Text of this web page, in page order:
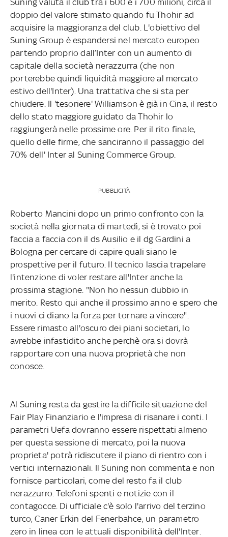
doppio del valore stimato quando fu Thohir ad
acquisire la maggioranza del club. L'obiettivo del
Suning Group è espandersi nel mercato europeo
partendo proprio dall’Inter con un aumento di
capitale della società nerazzurra (che non
porterebbe quindi liquidità maggiore al mercato
estivo dell'Inter). Una trattativa che si sta per
chiudere. Il 'tesoriere' Williamson è già in Cina, il resto
dello stato maggiore guidato da Thohir lo
raggiungerà nelle prossime ore. Per il rito finale,
quello delle firme, che sanciranno il passaggio del
70% dell' Inter al Suning Commerce Group.
PUBBLICITÀ
Roberto Mancini dopo un primo confronto con la
società nella giornata di martedì, si è trovato poi
faccia a faccia con il ds Ausilio e il dg Gardini a
Bologna per cercare di capire quali siano le
prospettive per il futuro. Il tecnico lascia trapelare
l'intenzione di voler restare all'Inter anche la
prossima stagione. "Non ho nessun dubbio in
merito. Resto qui anche il prossimo anno e spero che
i nuovi ci diano la forza per tornare a vincere".
Essere rimasto all'oscuro dei piani societari, lo
avrebbe infastidito anche perchè ora si dovrà
rapportare con una nuova proprietà che non
conosce.
Al Suning resta da gestire la difficile situazione del
Fair Play Finanziario e l'impresa di risanare i conti. I
parametri Uefa dovranno essere rispettati almeno
per questa sessione di mercato, poi la nuova
proprieta' potrà ridiscutere il piano di rientro con i
vertici internazionali. Il Suning non commenta e non
fornisce particolari, come del resto fa il club
nerazzurro. Telefoni spenti e notizie con il
contagocce. Di ufficiale c'è solo l'arrivo del terzino
turco, Caner Erkin del Fenerbahce, un parametro
zero in linea con le attuali disponibilità dell'Inter.